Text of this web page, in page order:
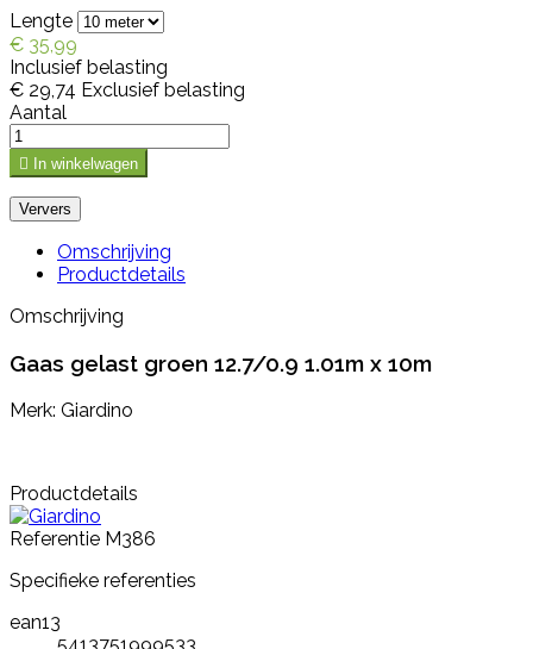
Lengte
€ 35,99
Inclusief belasting
€ 29,74 Exclusief belasting
Aantal
 In winkelwagen
Omschrijving
Productdetails
Omschrijving
Gaas gelast groen 12.7/0.9 1.01m x 10m
Merk: Giardino
Productdetails
Referentie M386
Specifieke referenties
ean13
5413751999533